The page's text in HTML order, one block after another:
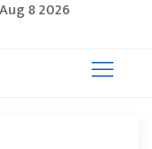
8 2026